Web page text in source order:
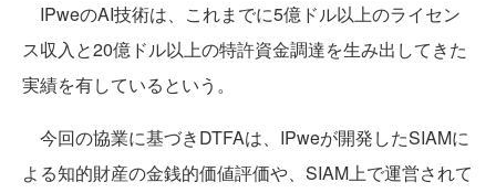
IPweのAI技術は、これまでに5億ドル以上のライセン
ス収入と20億ドル以上の特許資金調達を生み出してきた
実績を有しているという。
今回の協業に基づきDTFAは、IPweが開発したSIAMに
よる知的財産の金銭的価値評価や、SIAM上で運営されて